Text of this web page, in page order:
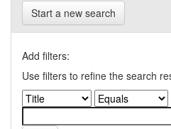
Start a new search
Add filters:
Use filters to refine the search